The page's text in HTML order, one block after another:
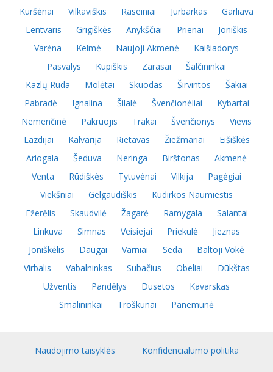
Kuršėnai
Vilkaviškis Raseiniai Jurbarkas
Garliava
Lentvaris
Grigiškės Anykščiai Prienai
Joniškis
Varėna
Kelmė Naujoji Akmenė
Kaišiadorys
Pasvalys
Kupiškis Zarasai
Šalčininkai
Kazlų Rūda
Molėtai Skuodas Širvintos
Šakiai
Pabradė
Ignalina Šilalė Švenčionėliai
Kybartai
Nemenčinė
Pakruojis Trakai Švenčionys
Vievis
Lazdijai
Kalvarija Rietavas Žiežmariai
Eišiškės
Ariogala
Šeduva Neringa Birštonas
Akmenė
Venta
Rūdiškės Tytuvėnai Vilkija
Pagėgiai
Viekšniai
Gelgaudiškis
Kudirkos Naumiestis
Ežerėlis
Skaudvilė Žagarė Ramygala
Salantai
Linkuva
Simnas Veisiejai Priekulė
Jieznas
Joniškėlis
Daugai Varniai Seda
Baltoji Vokė
Virbalis
Vabalninkas Subačius Obeliai
Dūkštas
Užventis
Pandėlys Dusetos
Kavarskas
Smalininkai
Troškūnai Panemunė
Naudojimo taisyklės Konfidencialumo politika